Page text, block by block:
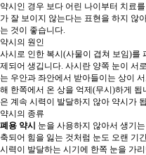
약시인 경우 보다 어린 나이부터 치료
가 잘 보이지 않는다는 표현을 하지 않
는 것이 좋습니다.
약시의 원인
사시로 인한 복시(사물이 겹쳐 보임)를
제되어 생깁니다. 사시란 양쪽 눈이 서
는 우안과 좌안에서 받아들이는 상이
해 한쪽에서 온 상을 억제(무시)하게
은 계속 시력이 발달하지 않아 약시가
약시의 종류
폐용 약시 눈을 사용하지 않아서 생기
축되어 힘을 잃는 것처럼 눈도 오랜 기
시력이 발달하는 시기에 한쪽 눈을 가